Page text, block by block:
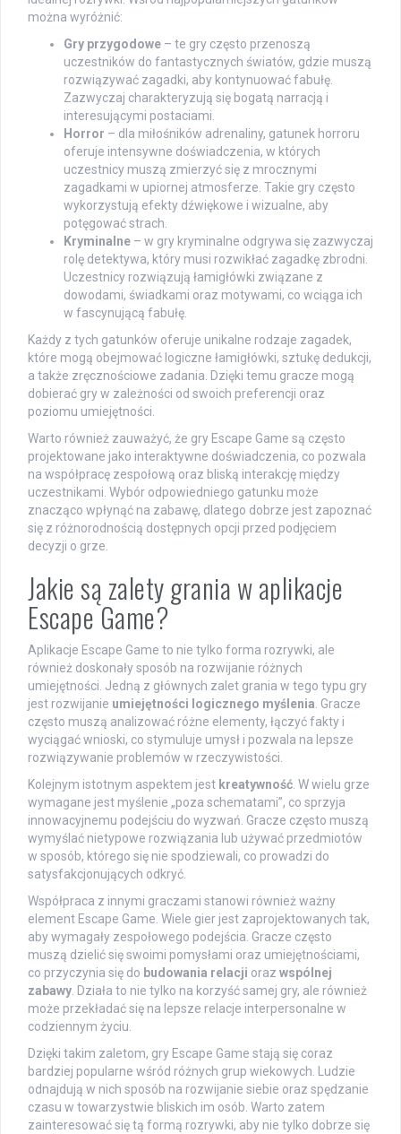
można wyróżnić:
Gry przygodowe – te gry często przenoszą
uczestników do fantastycznych światów, gdzie muszą
rozwiązywać zagadki, aby kontynuować fabułę.
Zazwyczaj charakteryzują się bogatą narracją i
interesującymi postaciami.
Horror – dla miłośników adrenaliny, gatunek horroru
oferuje intensywne doświadczenia, w których
uczestnicy muszą zmierzyć się z mrocznymi
zagadkami w upiornej atmosferze. Takie gry często
wykorzystują efekty dźwiękowe i wizualne, aby
potęgować strach.
Kryminalne – w gry kryminalne odgrywa się zazwyczaj
rolę detektywa, który musi rozwikłać zagadkę zbrodni.
Uczestnicy rozwiązują łamigłówki związane z
dowodami, świadkami oraz motywami, co wciąga ich
w fascynującą fabułę.
Każdy z tych gatunków oferuje unikalne rodzaje zagadek,
które mogą obejmować logiczne łamigłówki, sztukę dedukcji,
a także zręcznościowe zadania. Dzięki temu gracze mogą
dobierać gry w zależności od swoich preferencji oraz
poziomu umiejętności.
Warto również zauważyć, że gry Escape Game są często
projektowane jako interaktywne doświadczenia, co pozwala
na współpracę zespołową oraz bliską interakcję między
uczestnikami. Wybór odpowiedniego gatunku może
znacząco wpłynąć na zabawę, dlatego dobrze jest zapoznać
się z różnorodnością dostępnych opcji przed podjęciem
decyzji o grze.
Jakie są zalety grania w aplikacje
Escape Game?
Aplikacje Escape Game to nie tylko forma rozrywki, ale
również doskonały sposób na rozwijanie różnych
umiejętności. Jedną z głównych zalet grania w tego typu gry
jest rozwijanie umiejętności logicznego myślenia . Gracze
często muszą analizować różne elementy, łączyć fakty i
wyciągać wnioski, co stymuluje umysł i pozwala na lepsze
rozwiązywanie problemów w rzeczywistości.
Kolejnym istotnym aspektem jest kreatywność . W wielu grze
wymagane jest myślenie „poza schematami”, co sprzyja
innowacyjnemu podejściu do wyzwań. Gracze często muszą
wymyślać nietypowe rozwiązania lub używać przedmiotów
w sposób, którego się nie spodziewali, co prowadzi do
satysfakcjonujących odkryć.
Współpraca z innymi graczami stanowi również ważny
element Escape Game. Wiele gier jest zaprojektowanych tak,
aby wymagały zespołowego podejścia. Gracze często
muszą dzielić się swoimi pomysłami oraz umiejętnościami,
co przyczynia się do budowania relacji oraz wspólnej
zabawy . Działa to nie tylko na korzyść samej gry, ale również
może przekładać się na lepsze relacje interpersonalne w
codziennym życiu.
Dzięki takim zaletom, gry Escape Game stają się coraz
bardziej popularne wśród różnych grup wiekowych. Ludzie
odnajdują w nich sposób na rozwijanie siebie oraz spędzanie
czasu w towarzystwie bliskich im osób. Warto zatem
zainteresować się tą formą rozrywki, aby nie tylko dobrze się